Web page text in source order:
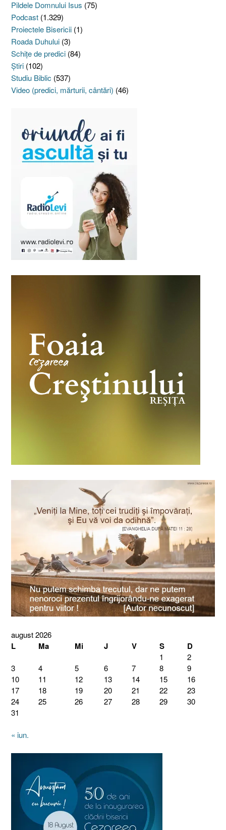
Pildele Domnului Isus (75)
Podcast (1.329)
Proiectele Bisericii (1)
Roada Duhului (3)
Schiţe de predici (84)
Ştiri (102)
Studiu Biblic (537)
Video (predici, mărturii, cântări) (46)
august 2026
L Ma Mi J V S D
1
2
3
4 5 6 7 8
9
10
11 12 13 14 15
16
17
18 19 20 21 22
23
24
25 26 27 28 29
30
31
« iun.